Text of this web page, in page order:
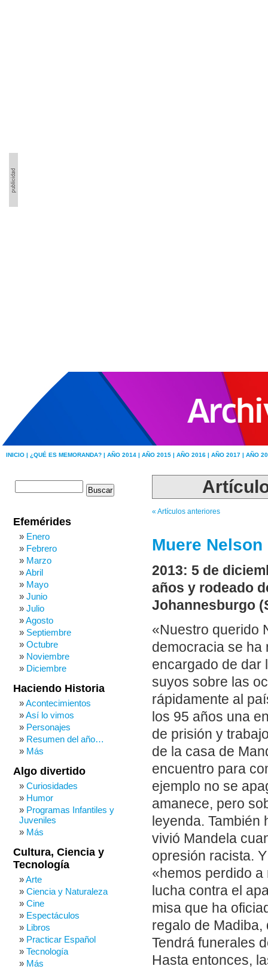
INICIO | ¿QUÉ ES MEMORANDA? | AÑO 2014 | AÑO 2015 | AÑO 2016 | AÑO 2017 | AÑO
« Artículos anteriores
Muere Nelson
2013: 5 de
años y rodeado
Johannesburgo
«Nuestro querido
democracia se ha
encargado de dar
suyos sobre las
rápidamente al
los 95 años una
de prisión y
de la casa de
encuentro para
ejemplo no se
amanece, pero
leyenda.
vivió Mandela
opresión racista.
«hemos perdido
lucha contra el
misa que ha
regalo de
Tendrá funerales
Hasta entonces,
Efemérides
Enero
Febrero
Marzo
Abril
Mayo
Junio
Julio
Agosto
Septiembre
Octubre
Noviembre
Diciembre
Haciendo Historia
Acontecimientos
Así lo vimos
Personajes
Resumen del año…
Más
Algo divertido
Curiosidades
Humor
Programas Infantiles y
Juveniles
Más
Cultura, Ciencia y
Tecnología
Arte
Ciencia y Naturaleza
Cine
Espectáculos
Libros
Practicar Español
Tecnología
Más